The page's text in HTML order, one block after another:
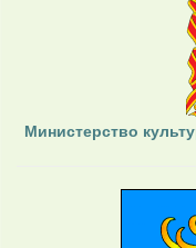
Министерство